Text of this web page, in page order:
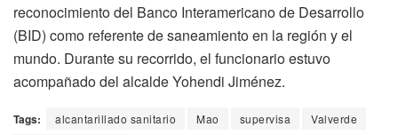
reconocimiento del Banco Interamericano de Desarrollo
(BID) como referente de saneamiento en la región y el
mundo. Durante su recorrido, el funcionario estuvo
acompañado del alcalde Yohendi Jiménez.
Tags: alcantarillado sanitario Mao supervisa
Valverde